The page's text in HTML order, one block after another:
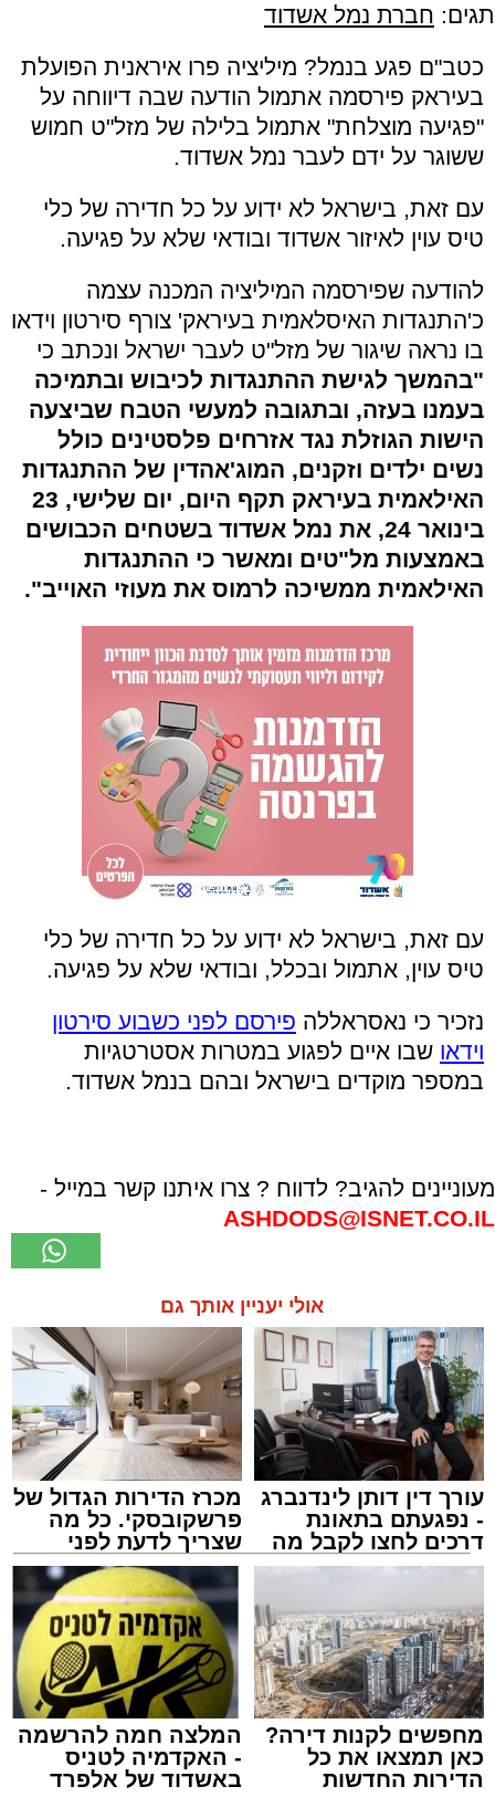
תגים: חברת נמל אשדוד
כטב"ם פגע בנמל? מיליציה פרו איראנית הפועלת
בעיראק פירסמה אתמול הודעה שבה דיווחה על
"פגיעה מוצלחת" אתמול בלילה של מזל"ט חמוש
ששוגר על ידם לעבר נמל אשדוד.
עם זאת, בישראל לא ידוע על כל חדירה של כלי
טיס עוין לאיזור אשדוד ובודאי שלא על פגיעה.
להודעה שפירסמה המיליציה המכנה עצמה
כ'התנגדות האיסלאמית בעיראק' צורף סירטון וידאו
בו נראה שיגור של מזל"ט לעבר ישראל ונכתב כי
"בהמשך לגישת ההתנגדות לכיבוש ובתמיכה
בעמנו בעזה, ובתגובה למעשי הטבח שביצעה
הישות הגוזלת נגד אזרחים פלסטינים כולל
נשים ילדים וזקנים, המוג'אהדין של ההתנגדות
האילאמית בעיראק תקף היום, יום שלישי, 23
בינואר 24, את נמל אשדוד בשטחים הכבושים
באמצעות מל"טים ומאשר כי ההתנגדות
האילאמית ממשיכה לרמוס את מעוזי האוייב".
עם זאת, בישראל לא ידוע על כל חדירה של כלי
טיס עוין, אתמול ובכלל, ובודאי שלא על פגיעה.
נזכיר כי נאסראללה פירסם לפני כשבוע סירטון
וידאו שבו איים לפגוע במטרות אסטרטגיות
במספר מוקדים בישראל ובהם בנמל אשדוד.
מעוניינים להגיב? לדווח ? צרו איתנו קשר במייל -
ASHDODS@ISNET.CO.IL
אולי יעניין אותך גם
עורך דין דותן לינדנברג
- נפגעתם בתאונת
דרכים לחצו לקבל מה
שמגיע לכם
מכרז הדירות הגדול של
פרשקובסקי. כל מה
שצריך לדעת לפני
שמגישים הצעה לדירה
באשדוד
מחפשים לקנות דירה?
כאן תמצאו את כל
הדירות החדשות
המלצה חמה להרשמה
- האקדמיה לטניס
באשדוד של אלפרד